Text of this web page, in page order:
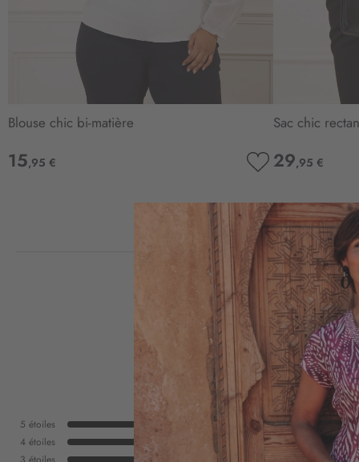
Blouse chic bi-matière
15,95 €
MA
LISTE
D’ENVIE
Sac chic
29,95 €
5 étoiles
4 étoiles